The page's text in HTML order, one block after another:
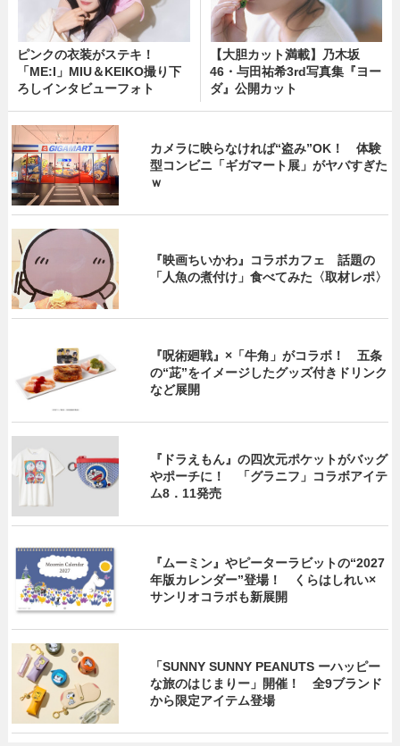
ピンクの衣装がステキ！
「ME:I」MIU＆KEIKO撮り下
ろしインタビューフォト
【大胆カット満載】乃木坂
46・与田祐希3rd写真集『ヨー
ダ』公開カット
カメラに映らなければ“盗み”OK！ 体験
型コンビニ「ギガマート展」がヤバすぎた
ｗ
『映画ちいかわ』コラボカフェ 話題の
「人魚の煮付け」食べてみた〈取材レポ〉
『呪術廻戦』×「牛角」がコラボ！ 五条
の“茈”をイメージしたグッズ付きドリンク
など展開
『ドラえもん』の四次元ポケットがバッグ
やポーチに！ 「グラニフ」コラボアイテ
ム8．11発売
『ムーミン』やピーターラビットの“2027
年版カレンダー”登場！ くらはしれい×
サンリオコラボも新展開
「SUNNY SUNNY PEANUTS ーハッピー
な旅のはじまりー」開催！ 全9ブランド
から限定アイテム登場